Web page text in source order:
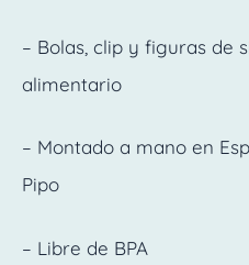
– Bolas, clip y figuras de
alimentario
– Montado a mano en
Pipo
– Libre de BPA